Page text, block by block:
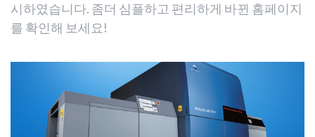
시하였습니다. 좀더 심플하고 편리하게 바뀐 홈페이지
를 확인해 보세요!